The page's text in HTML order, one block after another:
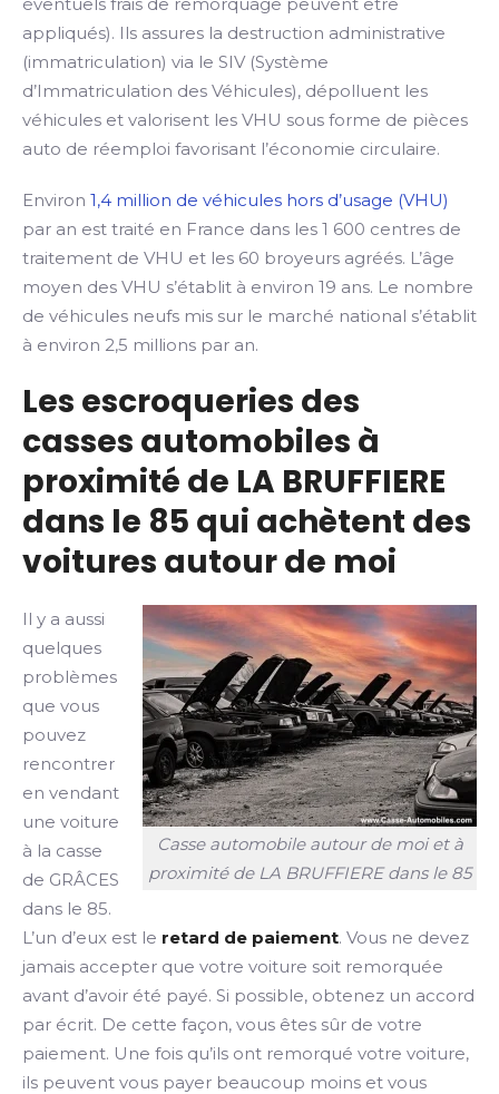
appliqués). Ils assures la destruction administrative
(immatriculation) via le SIV (Système
d’Immatriculation des Véhicules), dépolluent les
véhicules et valorisent les VHU sous forme de pièces
auto de réemploi favorisant l’économie circulaire.
Environ 1,4 million de véhicules hors d’usage (VHU)
par an est traité en France dans les 1 600 centres de
traitement de VHU et les 60 broyeurs agréés. L’âge
moyen des VHU s’établit à environ 19 ans. Le nombre
de véhicules neufs mis sur le marché national s’établit
à environ 2,5 millions par an.
Les escroqueries des
casses automobiles à
proximité de LA BRUFFIERE
dans le 85 qui achètent des
voitures autour de moi
Casse automobile autour de moi et à
proximité de LA BRUFFIERE dans le 85
Il y a aussi
quelques
problèmes
que vous
pouvez
rencontrer
en vendant
une voiture
à la casse
de GRÂCES
dans le 85.
L’un d’eux est le retard de paiement. Vous ne devez
jamais accepter que votre voiture soit remorquée
avant d’avoir été payé. Si possible, obtenez un accord
par écrit. De cette façon, vous êtes sûr de votre
paiement. Une fois qu’ils ont remorqué votre voiture,
ils peuvent vous payer beaucoup moins et vous